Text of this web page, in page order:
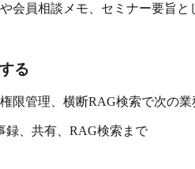
会員相談メモ、セミナー要旨
る
限管理、横断RAG検索で次の業
録、共有、RAG検索まで